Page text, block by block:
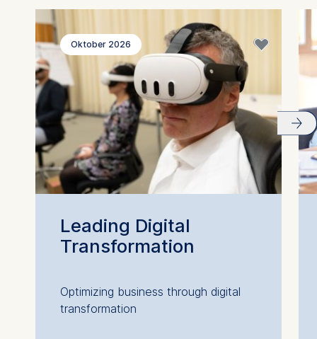
Oktober 2026
Leading Digital
Transformation
Optimizing business through digital
transformation